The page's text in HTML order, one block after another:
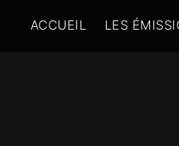
ACCUEIL LES